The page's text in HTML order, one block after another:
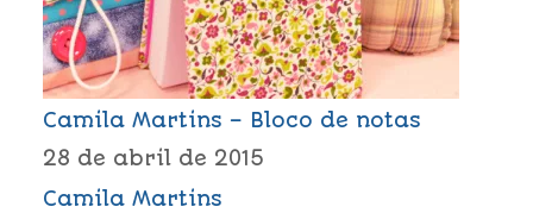
Camila Martins – Bloco de notas
28 de abril de 2015
Camila Martins